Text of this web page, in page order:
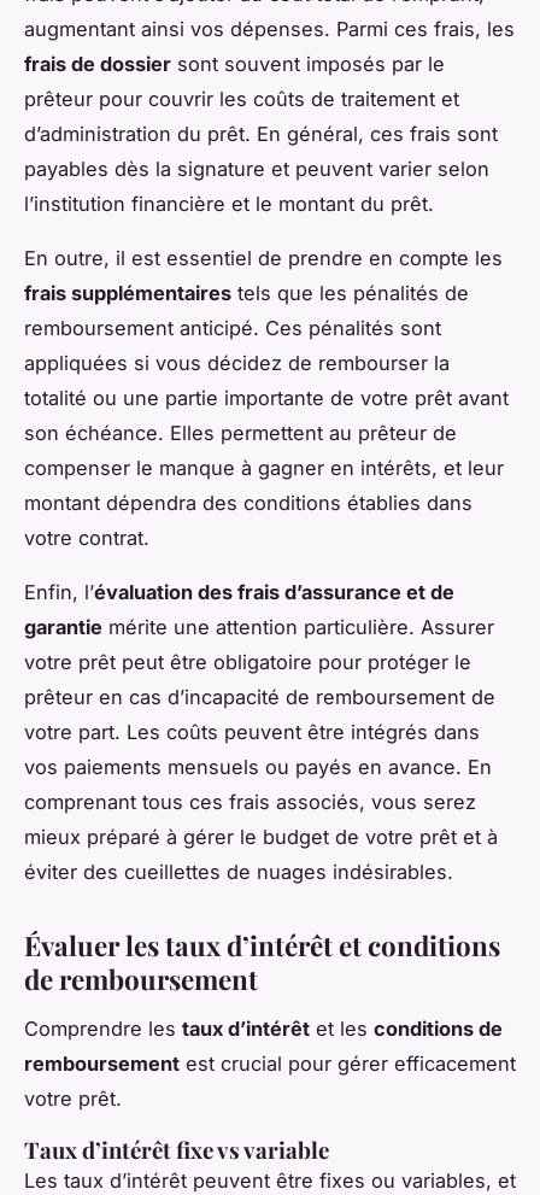
augmentant ainsi vos dépenses. Parmi ces frais, les
frais de dossier sont souvent imposés par le
prêteur pour couvrir les coûts de traitement et
d’administration du prêt. En général, ces frais sont
payables dès la signature et peuvent varier selon
l’institution financière et le montant du prêt.
En outre, il est essentiel de prendre en compte les
frais supplémentaires tels que les pénalités de
remboursement anticipé. Ces pénalités sont
appliquées si vous décidez de rembourser la
totalité ou une partie importante de votre prêt avant
son échéance. Elles permettent au prêteur de
compenser le manque à gagner en intérêts, et leur
montant dépendra des conditions établies dans
votre contrat.
Enfin, l’évaluation des frais d’assurance et de
garantie mérite une attention particulière. Assurer
votre prêt peut être obligatoire pour protéger le
prêteur en cas d’incapacité de remboursement de
votre part. Les coûts peuvent être intégrés dans
vos paiements mensuels ou payés en avance. En
comprenant tous ces frais associés, vous serez
mieux préparé à gérer le budget de votre prêt et à
éviter des cueillettes de nuages indésirables.
Évaluer les taux d’intérêt et conditions
de remboursement
Comprendre les taux d’intérêt et les conditions de
remboursement est crucial pour gérer efficacement
votre prêt.
Taux d’intérêt fixe vs variable
Les taux d’intérêt peuvent être fixes ou variables, et